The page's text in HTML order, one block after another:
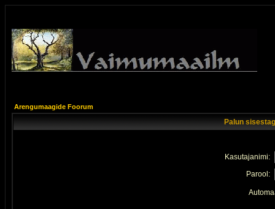
Arengumaagide Foorum
Palun
Kasutajanimi:
Parool: